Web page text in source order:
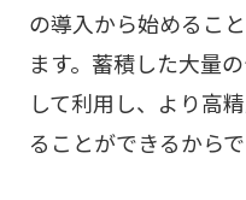
の導入から始めるこ
ます。蓄積した大量
して利用し、より高
ることができるからで